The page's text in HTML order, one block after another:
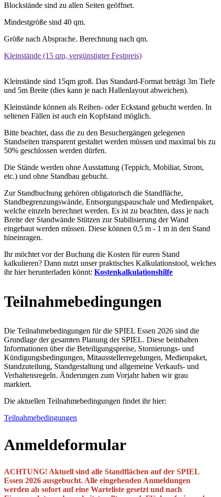
Blockstände sind zu allen Seiten geöffnet.
Mindestgröße sind 40 qm.
Größe nach Absprache. Berechnung nach qm.
Kleinstände (15 qm, vergünstigter Festpreis)
Kleinstände sind 15qm groß. Das Standard-Format beträgt 3m Tiefe
und 5m Breite (dies kann je nach Hallenlayout abweichen).
Kleinstände können als Reihen- oder Eckstand gebucht werden. In
seltenen Fällen ist auch ein Kopfstand möglich.
Bitte beachtet, dass die zu den Besuchergängen gelegenen
Standseiten transparent gestaltet werden müssen und maximal bis zu
50% geschlossen werden dürfen.
Die Stände werden ohne Ausstattung (Teppich, Mobiliar, Strom,
etc.) und ohne Standbau gebucht.
Zur Standbuchung gehören obligatorisch die Standfläche,
Standbegrenzungswände, Entsorgungspauschale und Medienpaket,
welche einzeln berechnet werden. Es ist zu beachten, dass je nach
Breite der Standwände Stützen zur Stabilisierung der Wand
eingebaut werden müssen. Diese können 0,5 m - 1 m in den Stand
hineinragen.
Ihr möchtet vor der Buchung die Kosten für euren Stand
kalkulieren? Dann nutzt unser praktisches Kalkulationstool, welches
ihr hier herunterladen könnt: Kostenkalkulationshilfe
Teilnahmebedingungen
Die Teilnahmebedingungen für die SPIEL Essen 2026 sind die
Grundlage der gesamten Planung der SPIEL. Diese beinhalten
Informationen über die Beteiligungspreise, Stornierungs- und
Kündigungsbedingungen, Mitausstellerregelungen, Medienpaket,
Standzuteilung, Standgestaltung und allgemeine Verkaufs- und
Verhaltensregeln. Änderungen zum Vorjahr haben wir grau
markiert.
Die aktuellen Teilnahmebedingungen findet ihr hier:
Teilnahmebedingungen
Anmeldeformular
ACHTUNG! Aktuell sind alle Standflächen auf der SPIEL
Essen 2026 ausgebucht. Alle eingehenden Anmeldungen
werden ab sofort auf eine Warteliste gesetzt und nach